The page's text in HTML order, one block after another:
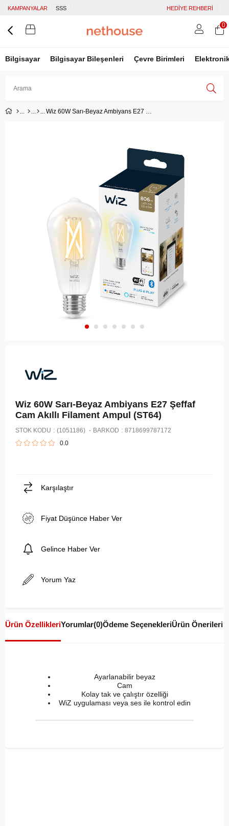
KAMPANYALAR SSS HEDİYE REHBERİ
Bilgisayar Bilgisayar Bileşenleri Çevre Birimleri
Üye Ol Facebook İle Bağlan
0
Wiz 60W Sarı-Beyaz Ambiyans E27 Şeffaf Cam Akıllı Filament Ampul (ST64)
Wiz 60W Sarı-Beyaz Ambiyans E27 Şeffaf
Cam Akıllı Filament Ampul (ST64)
STOK KODU (1051186) BARKOD : 8718699787172
0.0
Karşılaştır
Fiyat Düşünce Haber Ver
Gelince Haber Ver
Yorum Yaz
Ürün ÖzellikleriYorumlar(0)Ödeme SeçenekleriÜrün Önerileri
Ayarlanabilir beyaz
Cam
Kolay tak ve çalıştır özelliği
WiZ uygulaması veya ses ile kontrol edin